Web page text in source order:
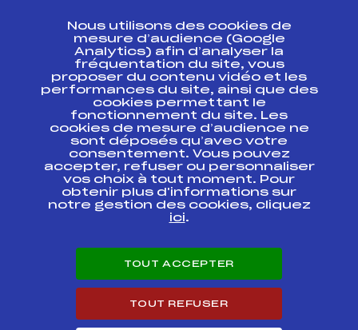
Ressources
Pass’Neige
Projet sportif fédéral
Projet de performance fédéral
Antidopage
Pôle Développement, Formation, Suivi
Scientifique
Listes ministérielles
Pôle vie de l’athlète
Enseignement professionnel
Carrières
Nous utilisons des cookies de
mesure d’audience (Google
Analytics) afin d’analyser la
fréquentation du site, vous
proposer du contenu vidéo et les
performances du site, ainsi que des
cookies permettant le
fonctionnement du site. Les
cookies de mesure d’audience ne
sont déposés qu’avec votre
consentement. Vous pouvez
accepter, refuser ou personnaliser
vos choix à tout moment. Pour
obtenir plus d'informations sur
notre gestion des cookies, cliquez
ici.
TOUT ACCEPTER
TOUT REFUSER